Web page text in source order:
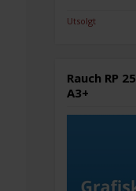
Utsolgt
Rauch RP
A3+